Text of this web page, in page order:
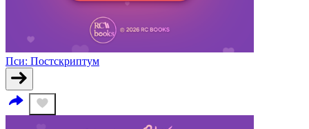
Пси: Постскриптум